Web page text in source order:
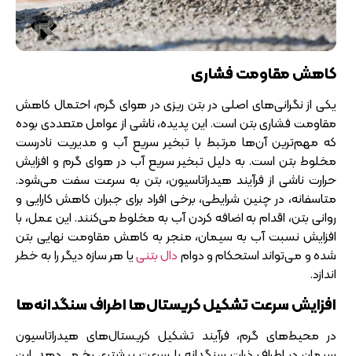
کاهش مقاومت فشاری
یکی از نگرانی‌های اصلی در بتن ‌ریزی در هوای گرم، احتمال کاهش
مقاومت فشاری بتن است. این پدیده، ناشی از عوامل متعددی بوده
که مهم‌ترین آن‌ها مرتبط با تبخیر سریع آب و مدیریت نادرست
مخلوط بتن است. به دلیل تبخیر سریع آب در هوای گرم و افزایش
حرارت ناشی از فرآیند هیدراتاسیون، بتن به سرعت سفت می‌شود.
متاسفانه، در چنین شرایطی، برخی افراد برای جبران کاهش کارایی و
روانی بتن، اقدام به اضافه کردن آب به مخلوط می‌کنند. این عمل، با
افزایش نسبت آب به سیمان، منجر به کاهش مقاومت نهایی بتن
شده و می‌تواند استحکام و دوامدال بتنییا هر سازه دیگر را به خطر
اندازد.
افزایش سرعت تشکیل کریستال‌ها اطراف سنگدانه‌ها
در محیط‌های گرم، فرآیند تشکیل کریستال‌های هیدراتاسیون